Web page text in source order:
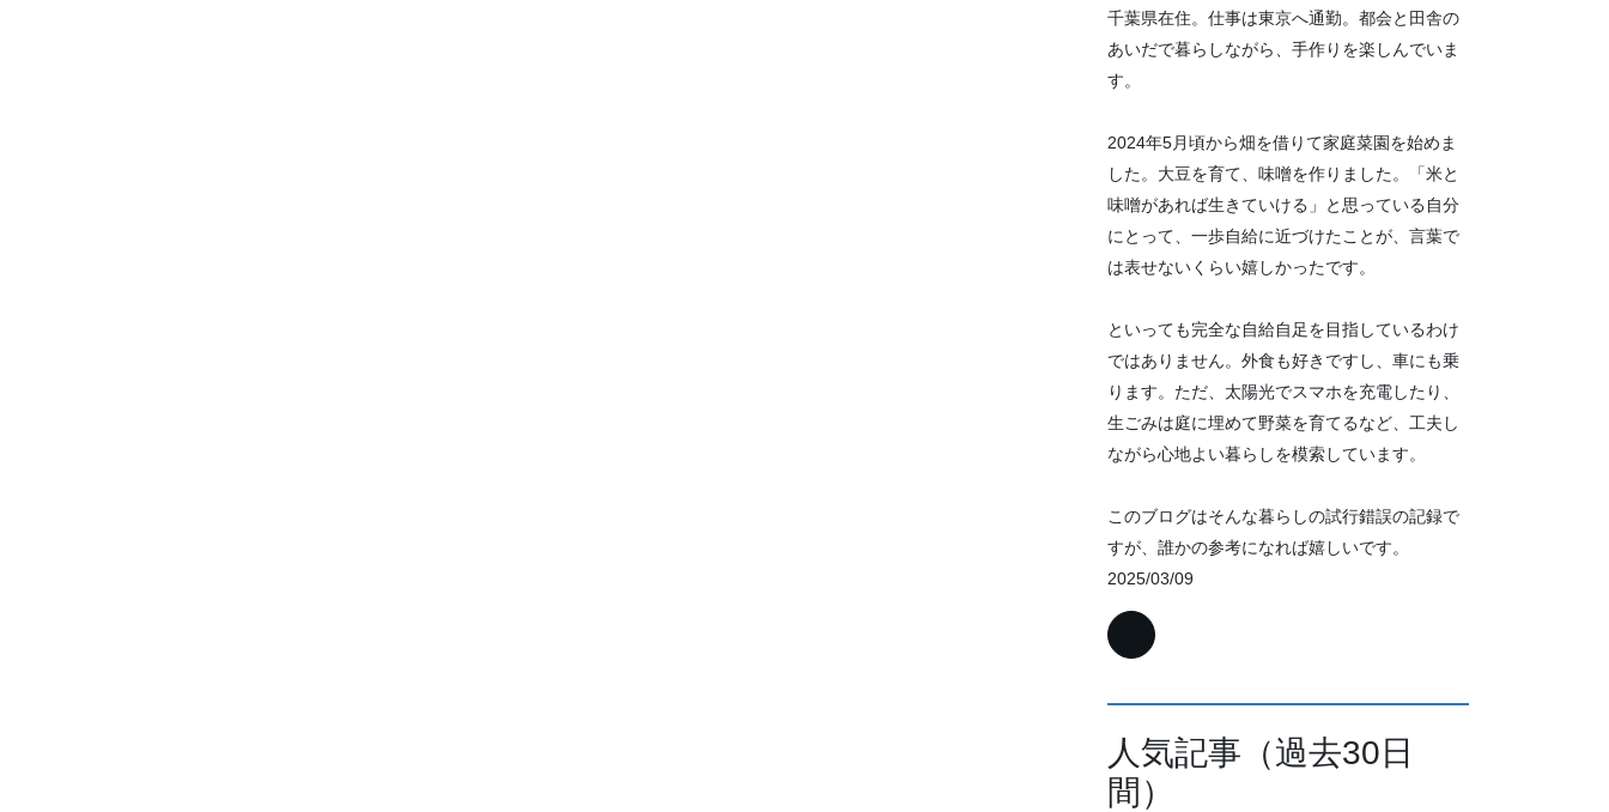
千葉県在住。仕事は東京へ通勤。都会と田舎の
あいだで暮らしながら、手作りを楽しんでいま
す。
2024年5月頃から畑を借りて家庭菜園を始めま
した。大豆を育て、味噌を作りました。「米と
味噌があれば生きていける」と思っている自分
にとって、一歩自給に近づけたことが、言葉で
は表せないくらい嬉しかったです。
といっても完全な自給自足を目指しているわけ
ではありません。外食も好きですし、車にも乗
ります。ただ、太陽光でスマホを充電したり、
生ごみは庭に埋めて野菜を育てるなど、工夫し
ながら心地よい暮らしを模索しています。
このブログはそんな暮らしの試行錯誤の記録で
すが、誰かの参考になれば嬉しいです。
2025/03/09
人気記事（過去30日
間）